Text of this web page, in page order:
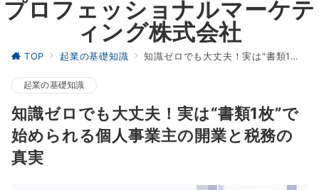
プロフェッショナルマーケテ
ィング株式会社
TOP 起業の基礎知識 知識ゼロでも大丈夫！実は“書類1枚”で始められる個人事業主の開業と税務の真実
起業の基礎知識
知識ゼロでも大丈夫！実は“書類1枚”で
始められる個人事業主の開業と税務の
真実